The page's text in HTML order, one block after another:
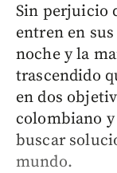
Sin perjuicio
entren en
noche y la
trascendido
en dos
colombiano
buscar
mundo.